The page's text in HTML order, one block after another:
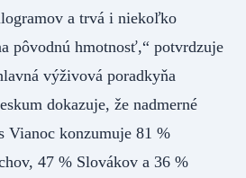
a trvá i niekoľko
pôvodnú hmotnosť,“ potvrdzuje
výživová poradkyňa
dokazuje, že nadmerné
Vianoc konzumuje 81 %
47 % Slovákov a 36 %